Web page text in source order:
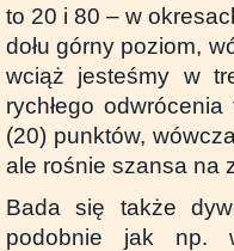
to 20 i 80 – w
dołu górny poziom,
wciąż jesteśmy w
rychłego
(20) punktów,
ale rośnie szansa na
Bada się także
podobnie jak np.